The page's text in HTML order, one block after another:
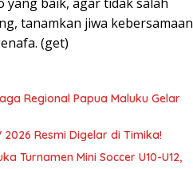
tanamkan jiwa kebersamaan
(get)
Regional Papua Maluku Gelar
Resmi Digelar di Timika!
Turnamen Mini Soccer U10-U12,